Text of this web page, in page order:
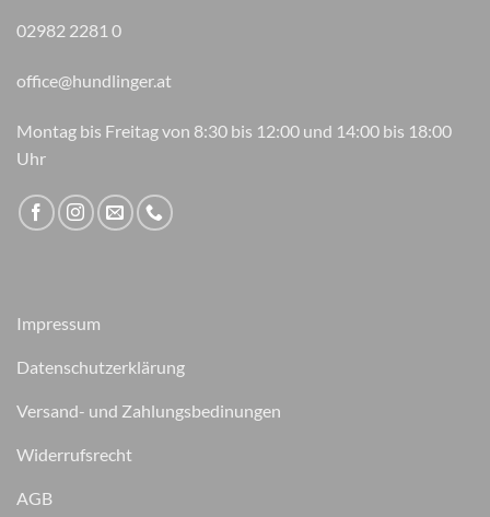
02982 2281 0
office@hundlinger.at
Montag bis Freitag von 8:30 bis 12:00 und 14:00 bis 18:00
Uhr
Impressum
Datenschutzerklärung
Versand- und Zahlungsbedinungen
Widerrufsrecht
AGB